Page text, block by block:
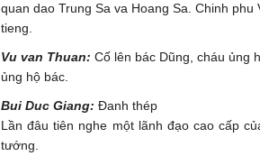
quan dao Trung Sa va Hoang Sa. Chinh
tieng.
Vu van Thuan: Cố lên bác Dũng, cháu ủng
ủng hộ bác.
Bui Duc Giang: Đanh thép
Lần đâu tiên nghe một lãnh đạo cao cấp
tướng.